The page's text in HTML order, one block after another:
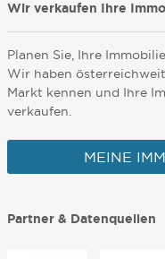
Wir verkaufen Ihre
Planen Sie, Ihre
Wir haben
Markt kennen und Ihre
verkaufen.
MEINE
Partner & Datenquellen